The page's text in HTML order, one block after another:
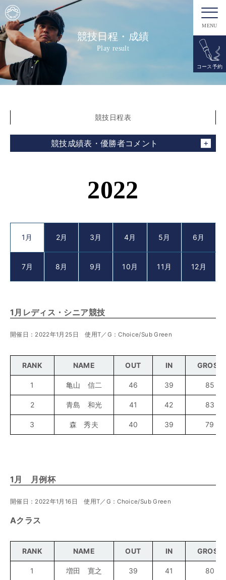
MENU
コース予約
競技日程・成績
Play result
競技日程表
競技成績表・優勝者コメント
2022
1月 2月 3月 4月 5月 6月
7月 8月 9月 10月 11月 12月
1月レディス・シニア競技
開催日：2022年1月25日 使用T／G：Choice/Sub Green
RANK NAME OUT IN GROSS
1 亀山 信二 46 39 85
2 青島 和光 41 42 83
3 森 秀夫 40 39 79
1月 月例杯
開催日：2022年1月16日 使用T／G：Choice/Sub Green
Aクラス
RANK NAME OUT IN GROSS
1 増田 寛之 39 41 80